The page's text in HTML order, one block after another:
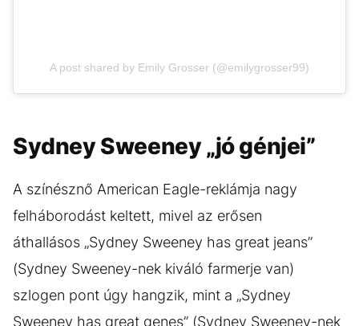
A post shared by Emily Grosser (@emilygrosser99)
Sydney Sweeney „jó génjei”
A színésznő American Eagle-reklámja nagy
felháborodást keltett, mivel az erősen
áthallásos „Sydney Sweeney has great jeans”
(Sydney Sweeney-nek kiváló farmerje van)
szlogen pont úgy hangzik, mint a „Sydney
Sweeney has great genes” (Sydney Sweeney-nek